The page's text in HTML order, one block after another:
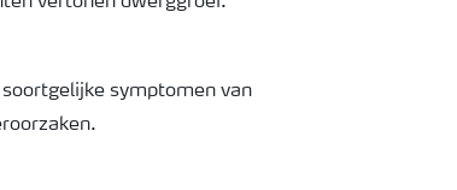
symptomen van